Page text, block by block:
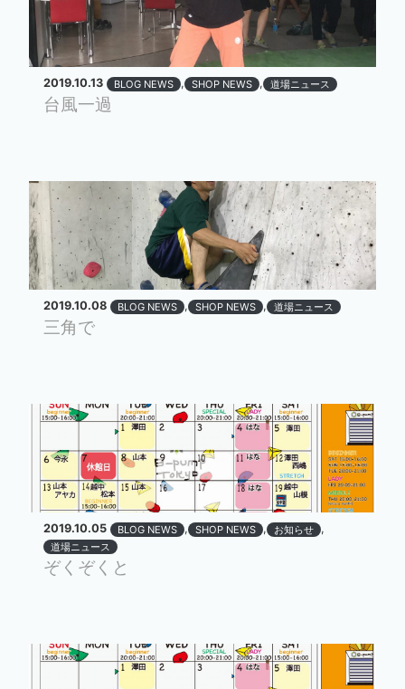
2019.10.13 BLOG NEWS , SHOP NEWS , 道場ニュース
台風一過
2019.10.08 BLOG NEWS , SHOP NEWS , 道場ニュース
三角で
2019.10.05 BLOG NEWS , SHOP NEWS , お知らせ ,
道場ニュース
ぞくぞくと